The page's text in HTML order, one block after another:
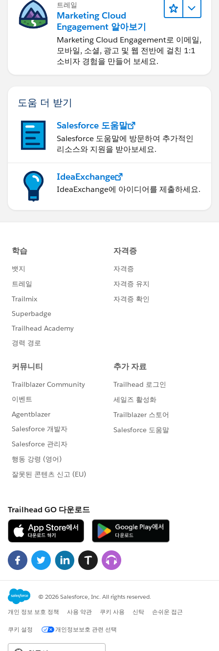
트레일
Marketing Cloud
Engagement 알아보기
Marketing Cloud Engagement로 이메일,
모바일, 소셜, 광고 및 웹 전반에 걸친 1:1
소비자 경험을 만들어 보세요.
도움 더 받기
Salesforce 도움말
Salesforce 도움말에 방문하여 추가적인
리소스와 지원을 받아보세요.
IdeaExchange
IdeaExchange에 아이디어를 제출하세요.